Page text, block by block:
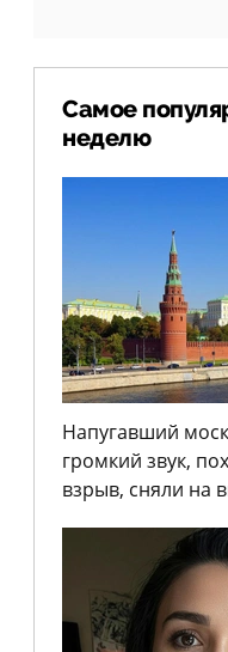
Самое
неделю
Напугавший
громкий звук,
взрыв, сняли на